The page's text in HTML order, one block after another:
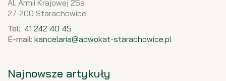
Al. Armii Krajowej 25a
27-200 Starachowice
Tel: 41 242 40 45
E-mail: kancelaria@adwokat-starachowice.pl
Najnowsze artykuły